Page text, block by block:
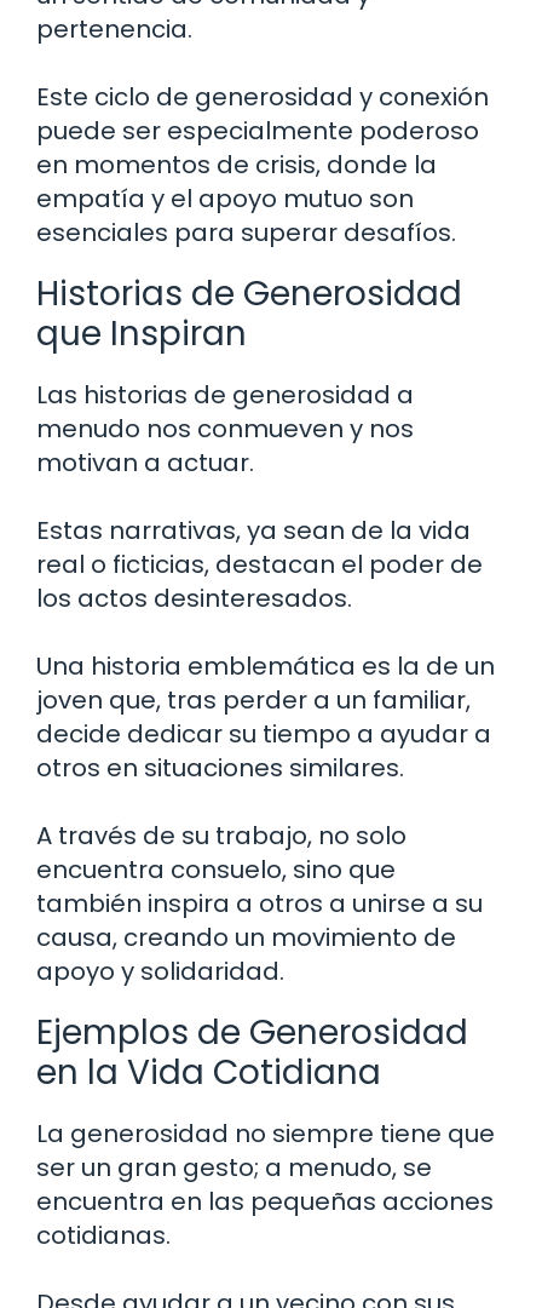
pertenencia.
Este ciclo de generosidad y conexión
puede ser especialmente poderoso
en momentos de crisis, donde la
empatía y el apoyo mutuo son
esenciales para superar desafíos.
Historias de Generosidad
que Inspiran
Las historias de generosidad a
menudo nos conmueven y nos
motivan a actuar.
Estas narrativas, ya sean de la vida
real o ficticias, destacan el poder de
los actos desinteresados.
Una historia emblemática es la de un
joven que, tras perder a un familiar,
decide dedicar su tiempo a ayudar a
otros en situaciones similares.
A través de su trabajo, no solo
encuentra consuelo, sino que
también inspira a otros a unirse a su
causa, creando un movimiento de
apoyo y solidaridad.
Ejemplos de Generosidad
en la Vida Cotidiana
La generosidad no siempre tiene que
ser un gran gesto; a menudo, se
encuentra en las pequeñas acciones
cotidianas.